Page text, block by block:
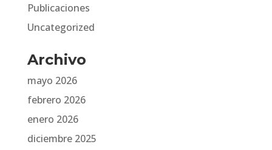
Publicaciones
Uncategorized
Archivo
mayo 2026
febrero 2026
enero 2026
diciembre 2025